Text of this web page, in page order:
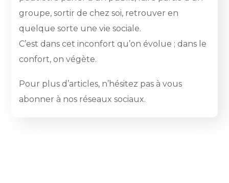
groupe, sortir de chez soi, retrouver en
quelque sorte une vie sociale.
C’est dans cet inconfort qu’on évolue ; dans le
confort, on végète.
Pour plus d’articles, n’hésitez pas à vous
abonner à nos réseaux sociaux.